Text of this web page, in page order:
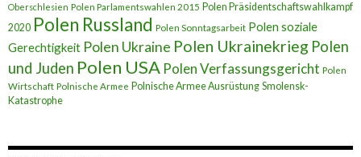
Oberschlesien Polen Parlamentswahlen 2015 Polen Präsidentschaftswahlkampf
2020 Polen Russland Polen Sonntagsarbeit Polen soziale
Gerechtigkeit Polen Ukraine Polen Ukrainekrieg Polen
und Juden Polen USA Polen Verfassungsgericht Polen
Wirtschaft Polnische Armee Polnische Armee Ausrüstung Smolensk-
Katastrophe